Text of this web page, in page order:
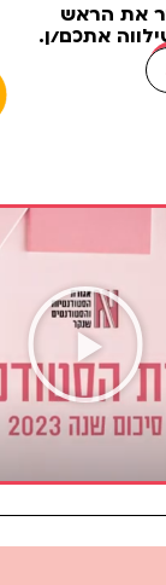
הראש